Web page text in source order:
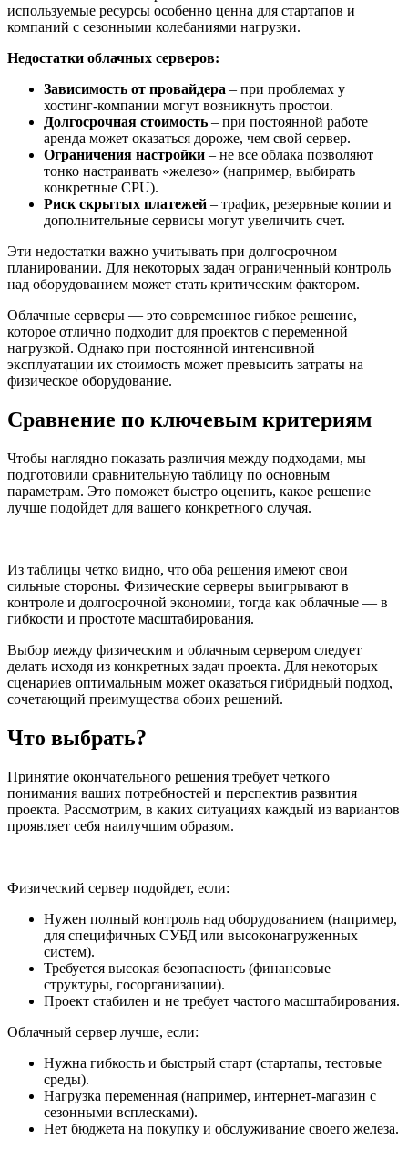
используемые ресурсы особенно ценна для стартапов и
компаний с сезонными колебаниями нагрузки.
Недостатки облачных серверов:
Зависимость от провайдера – при проблемах у
хостинг-компании могут возникнуть простои.
Долгосрочная стоимость – при постоянной работе
аренда может оказаться дороже, чем свой сервер.
Ограничения настройки – не все облака позволяют
тонко настраивать «железо» (например, выбирать
конкретные CPU).
Риск скрытых платежей – трафик, резервные копии и
дополнительные сервисы могут увеличить счет.
Эти недостатки важно учитывать при долгосрочном
планировании. Для некоторых задач ограниченный контроль
над оборудованием может стать критическим фактором.
Облачные серверы — это современное гибкое решение,
которое отлично подходит для проектов с переменной
нагрузкой. Однако при постоянной интенсивной
эксплуатации их стоимость может превысить затраты на
физическое оборудование.
Сравнение по ключевым критериям
Чтобы наглядно показать различия между подходами, мы
подготовили сравнительную таблицу по основным
параметрам. Это поможет быстро оценить, какое решение
лучше подойдет для вашего конкретного случая.
Из таблицы четко видно, что оба решения имеют свои
сильные стороны. Физические серверы выигрывают в
контроле и долгосрочной экономии, тогда как облачные — в
гибкости и простоте масштабирования.
Выбор между физическим и облачным сервером следует
делать исходя из конкретных задач проекта. Для некоторых
сценариев оптимальным может оказаться гибридный подход,
сочетающий преимущества обоих решений.
Что выбрать?
Принятие окончательного решения требует четкого
понимания ваших потребностей и перспектив развития
проекта. Рассмотрим, в каких ситуациях каждый из вариантов
проявляет себя наилучшим образом.
Физический сервер подойдет, если:
Нужен полный контроль над оборудованием (например,
для специфичных СУБД или высоконагруженных
систем).
Требуется высокая безопасность (финансовые
структуры, госорганизации).
Проект стабилен и не требует частого масштабирования.
Облачный сервер лучше, если:
Нужна гибкость и быстрый старт (стартапы, тестовые
среды).
Нагрузка переменная (например, интернет-магазин с
сезонными всплесками).
Нет бюджета на покупку и обслуживание своего железа.